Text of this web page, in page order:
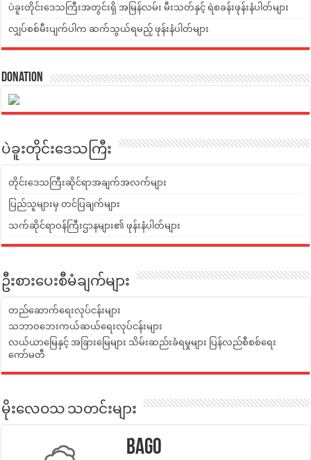
ပဲခူးတိုင်းဒေသကြီးအတွင်းရှိ အမြန်လမ်း မီးသတ်နှင့် ရဲစခန်းဖုန်းနံပါတ်များ
လျှပ်စစ်မီးပျက်ပါက ဆက်သွယ်ရမည့် ဖုန်းနံပါတ်များ
Donation
ပဲခူးတိုင်းဒေသကြီး
တိုင်းဒေသကြီးဆိုင်ရာအချက်အလက်များ
ပြည်သူများမှ တင်ပြချက်များ
သက်ဆိုင်ရာဝန်ကြီးဌာနများ၏ ဖုန်းနံပါတ်များ
ဦးစားပေးစီမံချက်များ
တည်ဆောက်ရေးလုပ်ငန်းများ
သဘာဝဘေးကယ်ဆယ်ရေးလုပ်ငန်းများ
လယ်ယာမြေနှင့် အခြားမြေများ သိမ်းဆည်းခံရမှုများ ပြန်လည်စီစစ်ရေး
ကော်မတီ
မိုးလေဝသ သတင်းများ
Bago